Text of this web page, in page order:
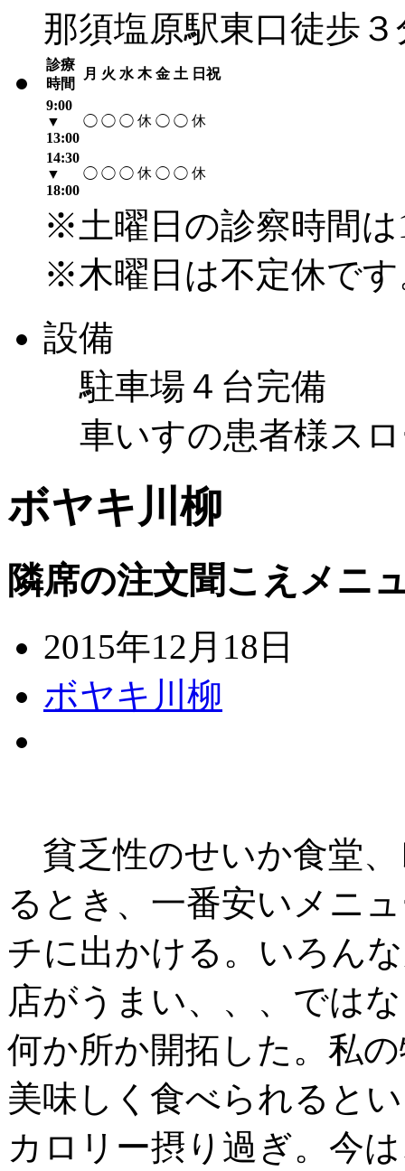
那須塩原駅東口徒歩３
診療
時間
月 火 水 木 金 土 日祝
9:00
▼
13:00
◯ ◯ ◯ 休 ◯ ◯ 休
14:30
▼
18:00
◯ ◯ ◯ 休 ◯ ◯ 休
※土曜日の診察時間
※木曜日は不定休で
設備
駐車場４台完備
車いすの患者様ス
ボヤキ川柳
隣席の注文聞こえメ
2015年12月18日
ボヤキ川柳
貧乏性のせいか食堂
るとき、一番安いメニ
チに出かける。いろん
店がうまい、、、では
何か所か開拓した。私
美味しく食べられると
カロリー摂り過ぎ。今